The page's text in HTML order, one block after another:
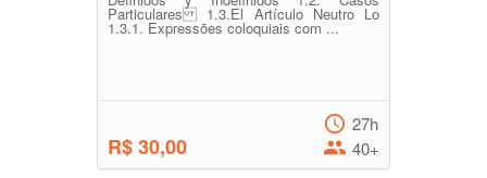
Particulares 1.3.El Artículo Neutro Lo
1.3.1. Expressões coloquiais com ...
R$ 30,00
27h
40+